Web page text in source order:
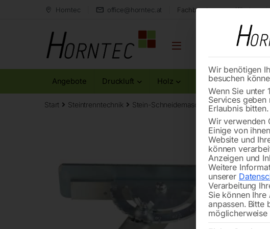
Horntec office@horntec.at Fachberatung aus Kärnten
Angebote Druckluft Holz Metall
Start Steintrenntechnik Stein-Schneidemaschinen
Wir benötigen
besuchen
Wenn Sie unter
Services geben
Erlaubnis bitten.
Wir verwenden
Einige von
Website und
können
Anzeigen und
Weitere
unserer
Verarbeitung
Sie können
anpassen. Bitte